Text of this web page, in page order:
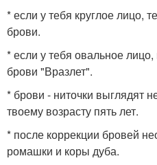
* если у тебя круглое лицо,
брови.
* если у тебя овальное
брови "Вразлет".
* брови - ниточки выглядят
твоему возрасту пять лет.
* после коррекции бровей
ромашки и коры дуба.